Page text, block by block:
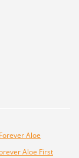
Forever Aloe
Aloe First